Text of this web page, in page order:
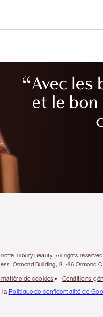
Tilbury Beauty. All rights
Ormond Building, 31-36 Ormond
de cookies Conditions
la Politique de confidentialité de